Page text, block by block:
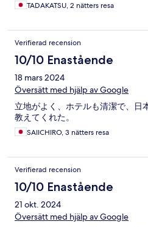
TADAKATSU, 2 nätters resa
Verifierad recension
10/10 Enastående
18 mars 2024
Översätt med hjälp av Google
立地がよく、ホテルも清潔で、日
教えてくれた。
SAIICHIRO, 3 nätters resa
Verifierad recension
10/10 Enastående
21 okt. 2024
Översätt med hjälp av Google